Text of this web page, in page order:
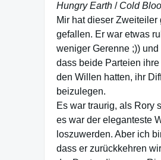
Hungry Earth / Cold
Mir hat dieser Zweiteiler
gefallen. Er war etwas
weniger Gerenne ;)) und
dass beide Parteien ihre
den Willen hatten, ihr
beizulegen.
Es war traurig, als Rory
es war der eleganteste
loszuwerden. Aber ich
dass er zurückkehren